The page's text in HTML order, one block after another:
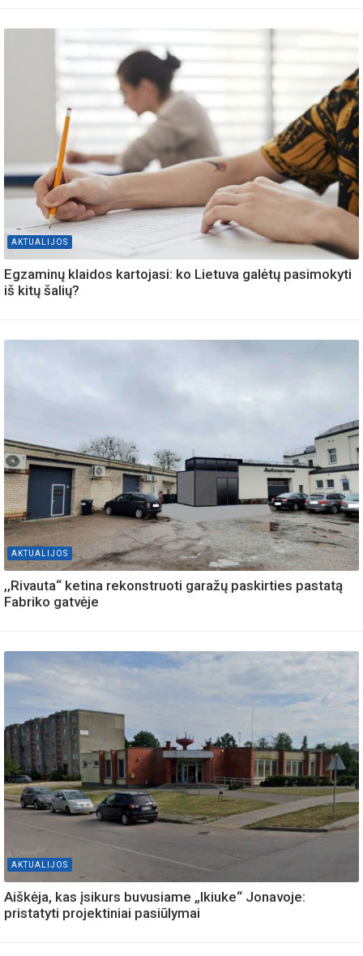
AKTUALIJOS
Egzaminų klaidos kartojasi: ko Lietuva galėtų pasimokyti
iš kitų šalių?
AKTUALIJOS
,,Rivauta“ ketina rekonstruoti garažų paskirties pastatą
Fabriko gatvėje
AKTUALIJOS
Aiškėja, kas įsikurs buvusiame „Ikiuke“ Jonavoje:
pristatyti projektiniai pasiūlymai